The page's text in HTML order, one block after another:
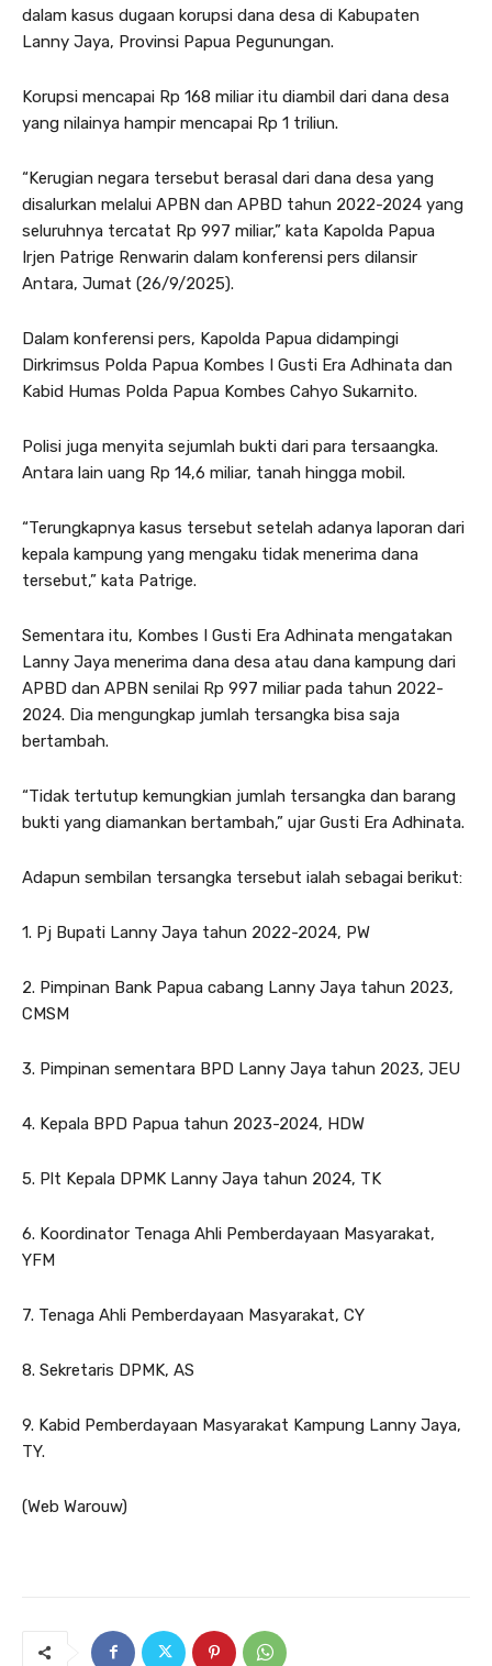
dalam kasus dugaan korupsi dana desa di Kabupaten
Lanny Jaya, Provinsi Papua Pegunungan.
Korupsi mencapai Rp 168 miliar itu diambil dari dana desa
yang nilainya hampir mencapai Rp 1 triliun.
“Kerugian negara tersebut berasal dari dana desa yang
disalurkan melalui APBN dan APBD tahun 2022-2024 yang
seluruhnya tercatat Rp 997 miliar,” kata Kapolda Papua
Irjen Patrige Renwarin dalam konferensi pers dilansir
Antara, Jumat (26/9/2025).
Dalam konferensi pers, Kapolda Papua didampingi
Dirkrimsus Polda Papua Kombes I Gusti Era Adhinata dan
Kabid Humas Polda Papua Kombes Cahyo Sukarnito.
Polisi juga menyita sejumlah bukti dari para tersaangka.
Antara lain uang Rp 14,6 miliar, tanah hingga mobil.
“Terungkapnya kasus tersebut setelah adanya laporan dari
kepala kampung yang mengaku tidak menerima dana
tersebut,” kata Patrige.
Sementara itu, Kombes I Gusti Era Adhinata mengatakan
Lanny Jaya menerima dana desa atau dana kampung dari
APBD dan APBN senilai Rp 997 miliar pada tahun 2022-
2024. Dia mengungkap jumlah tersangka bisa saja
bertambah.
“Tidak tertutup kemungkian jumlah tersangka dan barang
bukti yang diamankan bertambah,” ujar Gusti Era Adhinata.
Adapun sembilan tersangka tersebut ialah sebagai berikut:
1. Pj Bupati Lanny Jaya tahun 2022-2024, PW
2. Pimpinan Bank Papua cabang Lanny Jaya tahun 2023,
CMSM
3. Pimpinan sementara BPD Lanny Jaya tahun 2023, JEU
4. Kepala BPD Papua tahun 2023-2024, HDW
5. Plt Kepala DPMK Lanny Jaya tahun 2024, TK
6. Koordinator Tenaga Ahli Pemberdayaan Masyarakat,
YFM
7. Tenaga Ahli Pemberdayaan Masyarakat, CY
8. Sekretaris DPMK, AS
9. Kabid Pemberdayaan Masyarakat Kampung Lanny Jaya,
TY.
(Web Warouw)